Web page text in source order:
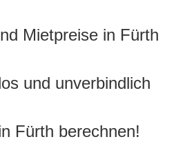
Mietpreise in Fürth
und unverbindlich
Fürth berechnen!